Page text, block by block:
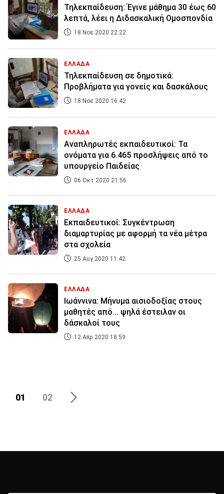
Τηλεκπαίδευση: Έγινε μάθημα 30 έως 60
λεπτά, λέει η Διδασκαλική Ομοσπονδία
18 Νοε 2020 22:22
ΕΛΛΑΔΑ
Τηλεκπαίδευση σε δημοτικά:
Προβλήματα για γονείς και δασκάλους
18 Νοε 2020 16:42
ΕΛΛΑΔΑ
Αναπληρωτές εκπαιδευτικοί: Τα
ονόματα για 6.465 προσλήψεις από το
υπουργείο Παιδείας
06 Οκτ 2020 21:56
ΕΛΛΑΔΑ
Εκπαιδευτικοί: Συγκέντρωση
διαμαρτυρίας με αφορμή τα νέα μέτρα
στα σχολεία
25 Αυγ 2020 11:42
ΕΛΛΑΔΑ
Ιωάννινα: Μήνυμα αισιοδοξίας στους
μαθητές από... ψηλά έστειλαν οι
δάσκαλοί τους
12 Απρ 2020 18:59
01 02